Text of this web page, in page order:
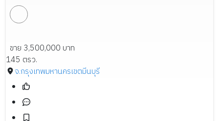
ขาย 3,500,000 บาท
145 ตรว.
จ.กรุงเทพมหานครเขตมีนบุรี